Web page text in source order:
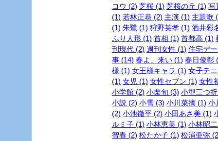
コウ (2) 芝桜 (1) 芝桜の丘 (1) 写
(1) 若林正恭 (2) 主演 (1) 主題歌
(1) 朱鷺 (1) 狩野英孝 (1) 酒井彩
ふり人形 (1) 首相 (1) 首都高 (1)
刊現代 (2) 週刊女性 (1) 住宅デ
事 (14) 春よ、来い (1) 春日俊彰
様 (1) 女王様キャラ (1) 女子テ
(1) 女児 (1) 女性セブン (1) 女性
小学館 (2) 小栗旬 (3) 小型三つ
小説 (2) 小雪 (3) 小川菜摘 (1) 小
(2) 小池徹平 (2) 小田あさ美 (1)
ルミ子 (1) 小林恵美 (1) 小林昭
智春 (2) 松たか子 (1) 松浦亜弥